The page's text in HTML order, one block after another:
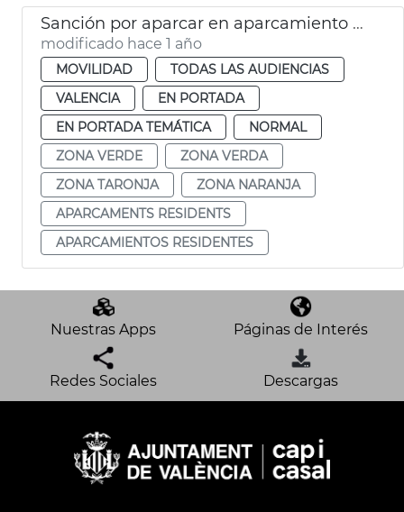
Sanción por aparcar en aparcamiento reservado para residentes València
modificado hace 1 año
MOVILIDAD
TODAS LAS AUDIENCIAS
VALENCIA
EN PORTADA
EN PORTADA TEMÁTICA
NORMAL
ZONA VERDE
ZONA VERDA
ZONA TARONJA
ZONA NARANJA
APARCAMENTS RESIDENTS
APARCAMIENTOS RESIDENTES
Nuestras Apps Páginas de Interés
Redes Sociales Descargas